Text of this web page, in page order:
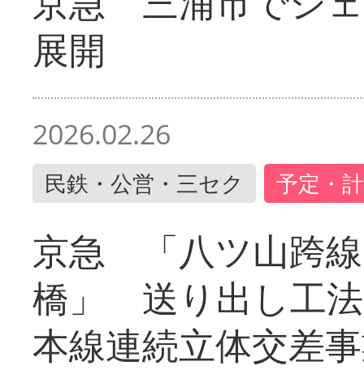
展開
2026.02.26
民鉄・公営・三セク 予定・
京急 「八ツ山跨
橋」 送り出し工
本線連続立体交差